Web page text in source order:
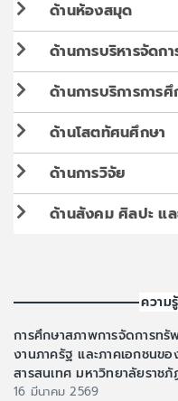
ด้านห้องสมุด
ด้านการบริหารจัดกา
ด้านการบริการการ
ด้านโสตทัศนศึกษา
ด้านการวิจัย
ด้านสังคม ศิลปะ แ
ความ
การศึกษาสภาพการจัดการทรั
งานภาครัฐ และภาคเอกชนขอ
สารสนเทศ มหาวิทยาลัยราช
16 มีนาคม 2569